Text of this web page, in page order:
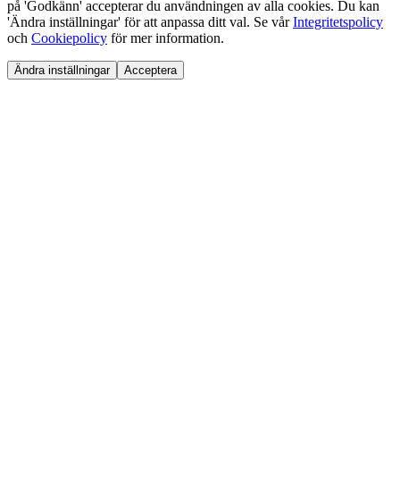
på 'Godkänn' accepterar du användningen av alla cookies. Du kan
'Ändra inställningar' för att anpassa ditt val. Se vårIntegritetspolicy
och Cookiepolicy för mer information.
Ändra inställningar Acceptera